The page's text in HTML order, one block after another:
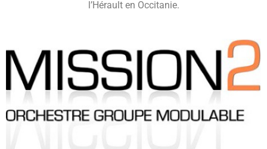
l’Hérault en Occitanie.